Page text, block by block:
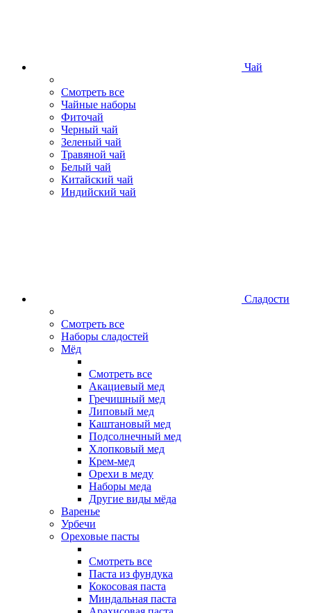
Чай
Смотреть все
Чайные наборы
Фиточай
Черный чай
Зеленый чай
Травяной чай
Белый чай
Китайский чай
Индийский чай
Сладости
Смотреть все
Наборы сладостей
Мёд
Смотреть все
Акациевый мед
Гречишный мед
Липовый мед
Каштановый мед
Подсолнечный мед
Хлопковый мед
Крем-мед
Орехи в меду
Наборы меда
Другие виды мёда
Варенье
Урбечи
Ореховые пасты
Смотреть все
Паста из фундука
Кокосовая паста
Миндальная паста